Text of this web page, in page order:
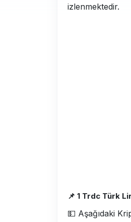
izlenmektedir.
📌 1 Trdc Türk
💵 Aşağıdaki